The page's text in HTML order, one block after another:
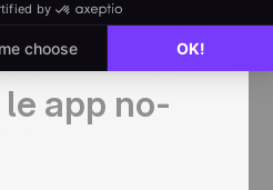
app no-